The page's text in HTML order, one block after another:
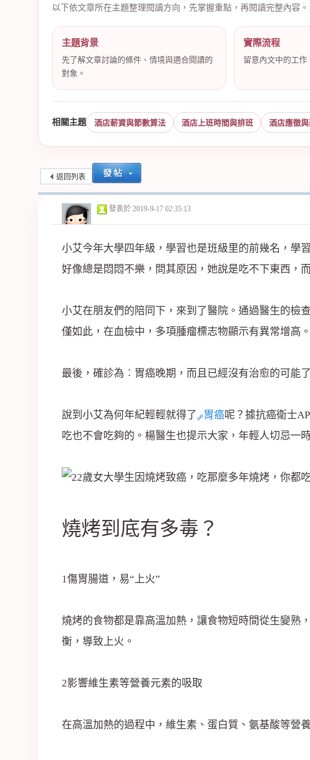
紀
以下依文章所在主題整理閱讀方向，先掌握重點，再閱讀完整內容。
主題背景
先了解文章討論的條件、情境與適合閱讀的
對象。
實際流程
留意內文中的工作
相關主題 酒店薪資與節數算法 酒店上班時間與排班 酒店應徵
返回列表
發表於 2019-9-17 02:35:13
小艾今年大學四年級，學習也是班級里的前幾名，學
好像總是悶悶不樂，問其原因，她說是吃不下東西，
小艾在朋友們的陪同下，來到了醫院。通過醫生的檢
僅如此，在血檢中，多項腫瘤標志物顯示有異常增高。
最後，確診為︰胃癌晚期，而且已經沒有治愈的可能
說到小艾為何年紀輕輕就得了 胃癌呢？據抗癌衛士
吃也不會吃夠的。楊醫生也提示大家，年輕人切忌一
燒烤到底有多毒？
1傷胃腸道，易“上火”
燒烤的食物都是靠高溫加熱，讓食物短時間從生變熟
衡，導致上火。
2影響維生素等營養元素的吸取
在高溫加熱的過程中，維生素、蛋白質、氨基酸等營